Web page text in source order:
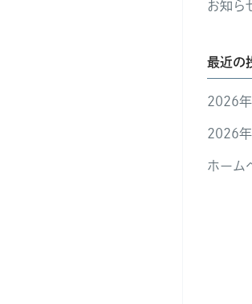
お知ら
最近の
2026
2026
ホーム